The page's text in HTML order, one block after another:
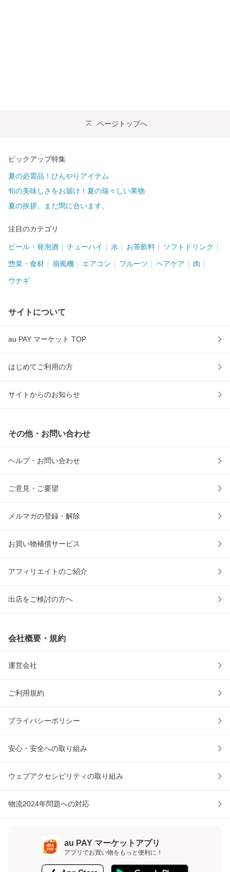
ページトップへ
ピックアップ特集
夏の必需品！ひんやりアイテム
旬の美味しさをお届け！夏の瑞々しい果物
夏の挨拶、まだ間に合います。
注目のカテゴリ
ビール・発泡酒 チューハイ 水 お茶飲料 ソフトドリンク
惣菜・食材 扇風機 エアコン フルーツ ヘアケア 肉
ウナギ
サイトについて
au PAY マーケット TOP
はじめてご利用の方
サイトからのお知らせ
その他・お問い合わせ
ヘルプ・お問い合わせ
ご意見・ご要望
メルマガの登録・解除
お買い物補償サービス
アフィリエイトのご紹介
出店をご検討の方へ
会社概要・規約
運営会社
ご利用規約
プライバシーポリシー
安心・安全への取り組み
ウェブアクセシビリティの取り組み
物流2024年問題への対応
au PAY マーケットアプリ
アプリでお買い物をもっと便利に！